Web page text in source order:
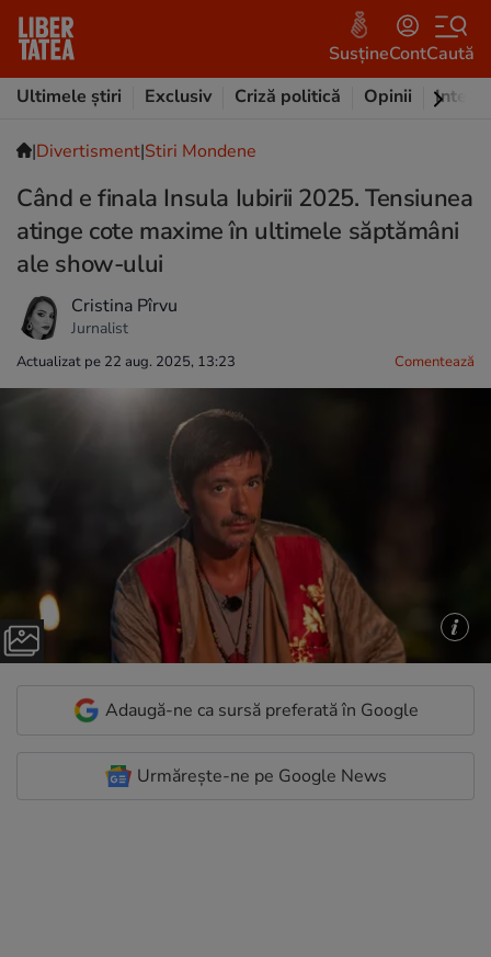
SusțineContCaută
Ultimele știri
Exclusiv Criză politică Opinii
|Divertisment|Stiri Mondene
Când e finala Insula Iubirii 2025. Tensiunea
atinge cote maxime în ultimele săptămâni
ale show-ului
Cristina Pîrvu
Jurnalist
Actualizat pe 22 aug. 2025, 13:23 Comentează
Adaugă-ne ca sursă preferată în Google
Urmărește-ne pe Google News